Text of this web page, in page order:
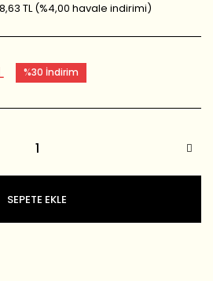
TL (%4,00 havale indirimi)
%30 İndirim
SEPETE EKLE